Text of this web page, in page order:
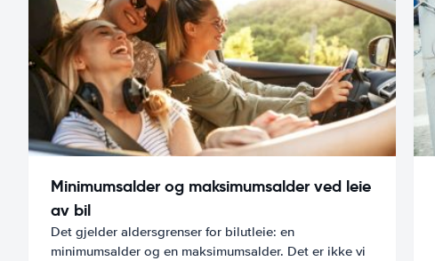
Minimumsalder og maksimumsalder ved leie
av bil
Det gjelder aldersgrenser for bilutleie: en
minimumsalder og en maksimumsalder. Det er ikke vi